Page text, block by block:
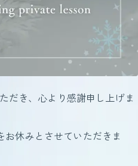
だき、心より感謝申し上げま
休みとさせていただきま